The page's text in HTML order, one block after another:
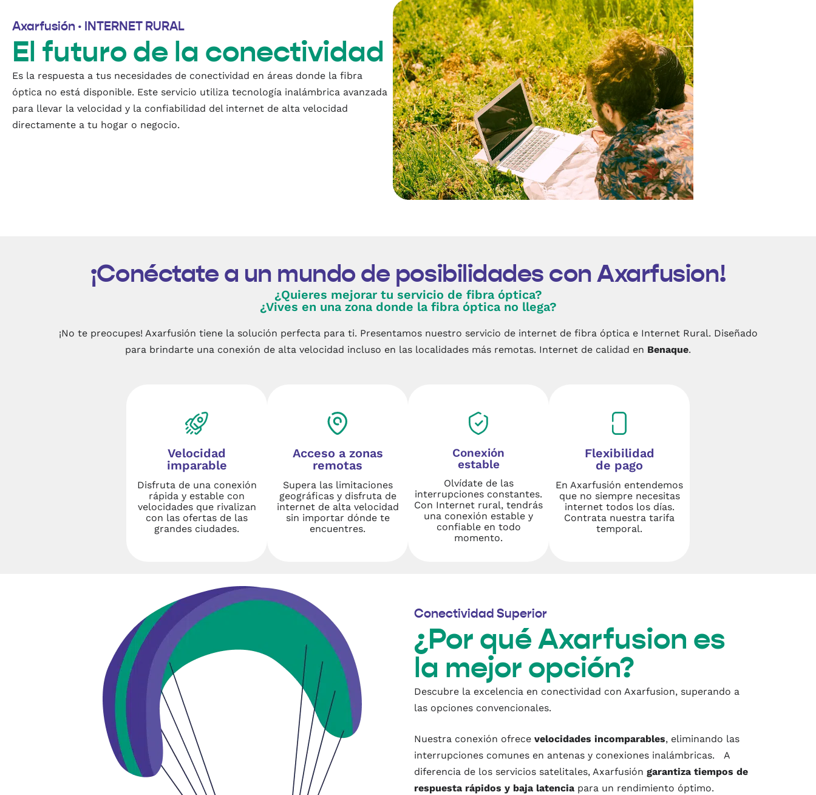
Axarfusión · INTERNET RURAL
El futuro de la conectividad
Es la respuesta a tus necesidades de conectividad en áreas donde la fibra
óptica no está disponible. Este servicio utiliza tecnología inalámbrica avanzada
para llevar la velocidad y la confiabilidad del internet de alta velocidad
directamente a tu hogar o negocio.
¡Conéctate a un mundo de posibilidades con Axarfusion!
¿Quieres mejorar tu servicio de fibra óptica?
¿Vives en una zona donde la fibra óptica no llega?
¡No te preocupes! Axarfusión tiene la solución perfecta para ti. Presentamos nuestro servicio de internet de fibra óptica e Internet Rural. Diseñado
para brindarte una conexión de alta velocidad incluso en las localidades más remotas. Internet de calidad en Benaque.
Velocidad
imparable
Disfruta de una conexión
rápida y estable con
velocidades que rivalizan
con las ofertas de las
grandes ciudades.
Acceso a zonas
remotas
Supera las limitaciones
geográficas y disfruta de
internet de alta velocidad
sin importar dónde te
encuentres.
Conexión
estable
Olvídate de las
interrupciones constantes.
Con Internet rural, tendrás
una conexión estable y
confiable en todo
momento.
Flexibilidad
de pago
En Axarfusión entendemos
que no siempre necesitas
internet todos los días.
Contrata nuestra tarifa
temporal.
Conectividad Superior
¿Por qué Axarfusion es
la mejor opción?
Descubre la excelencia en conectividad con Axarfusion, superando a
las opciones convencionales.
Nuestra conexión ofrece velocidades incomparables, eliminando las
interrupciones comunes en antenas y conexiones inalámbricas. A
diferencia de los servicios satelitales, Axarfusión garantiza tiempos de
respuesta rápidos y baja latencia para un rendimiento óptimo.